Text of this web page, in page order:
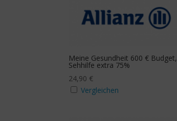
Meine Gesundheit 600 € Budget,
Sehhilfe extra 75%
24,90 €
Vergleichen